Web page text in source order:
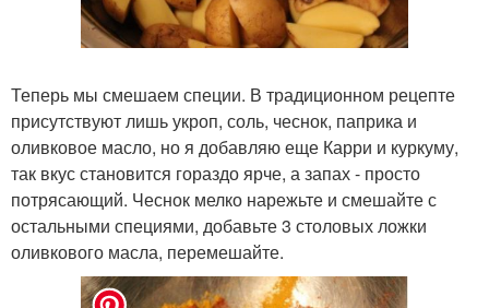
Теперь мы смешаем специи. В традиционном рецепте
присутствуют лишь укроп, соль, чеснок, паприка и
оливковое масло, но я добавляю еще Карри и куркуму,
так вкус становится гораздо ярче, а запах - просто
потрясающий. Чеснок мелко нарежьте и смешайте с
остальными специями, добавьте 3 столовых ложки
оливкового масла, перемешайте.